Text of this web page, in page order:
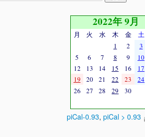
2022年 9月
月 火 水 木 金 土
1
2 3
5
6 7 8 9 10
12
13 14 15 16 17
19
20 21 22 23 24
26
27 28 29 30
piCal-0.93, piCal > 0.93